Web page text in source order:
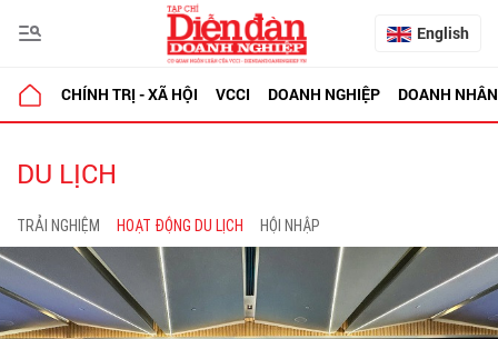
English
CHÍNH TRỊ - XÃ HỘI VCCI DOANH NGHIỆP DOANH NHÂN
DU LỊCH
TRẢI NGHIỆM HOẠT ĐỘNG DU LỊCH HỘI NHẬP